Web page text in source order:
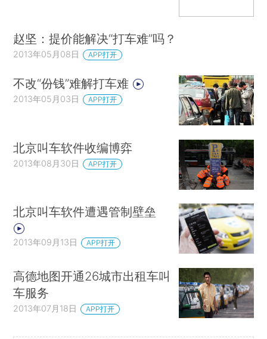
赵坚：提价能解决“打车难”吗？
2013年05月08日 APP打开
不改“份钱”难解打车难
2013年05月03日 APP打开
北京叫车软件收编博弈
2013年08月30日 APP打开
北京叫车软件遭遇管制壁垒
2013年09月13日 APP打开
高德地图开通26城市出租车叫
车服务
2013年07月18日 APP打开